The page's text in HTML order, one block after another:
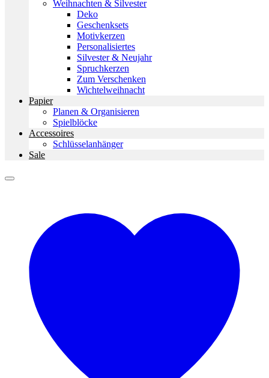
Weihnachten & Silvester
Deko
Geschenksets
Motivkerzen
Personalisiertes
Silvester & Neujahr
Spruchkerzen
Zum Verschenken
Wichtelweihnacht
Papier
Planen & Organisieren
Spielblöcke
Accessoires
Schlüsselanhänger
Sale